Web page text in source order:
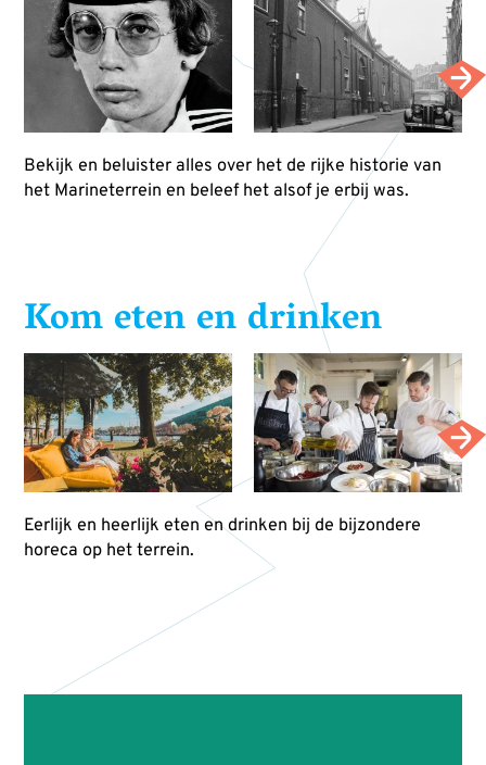
Bekijk en beluister alles over het de rijke historie van
het Marineterrein en beleef het alsof je erbij was.
Kom eten en drinken
Eerlijk en heerlijk eten en drinken bij de bijzondere
horeca op het terrein.